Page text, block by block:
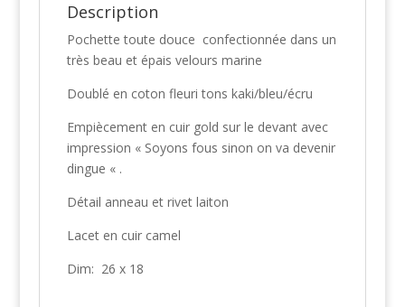
Description
Pochette toute douce confectionnée dans un
très beau et épais velours marine
Doublé en coton fleuri tons kaki/bleu/écru
Empiècement en cuir gold sur le devant avec
impression « Soyons fous sinon on va devenir
dingue « .
Détail anneau et rivet laiton
Lacet en cuir camel
Dim: 26 x 18